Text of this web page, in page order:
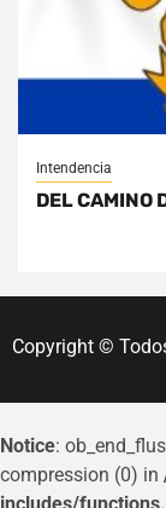
Intendencia
DEL CAMINO
Copyright ©
Notice:
compression (0) in